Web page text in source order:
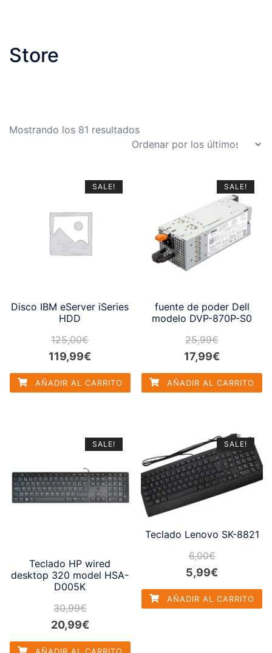
Store
Mostrando los 81 resultadosOrdenado
por
SALE!
Disco IBM eServer iSeries
HDD
125,00€
El
precio
original
119,99€
precio
actual
AÑADIR AL CARRITO
SALE!
fuente de poder Dell
modelo DVP-870P-S0
25,99€
El
precio
original
17,99€
precio
actual
AÑADIR AL CARRITO
SALE!
Teclado HP wired
desktop 320 model HSA-
D005K
30,99€
El
precio
20,99€El
precio
SALE!
Teclado Lenovo SK-8821
6,00€
El
precio
original
5,99€
precio
actual
AÑADIR AL CARRITO